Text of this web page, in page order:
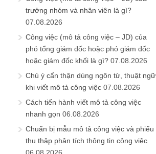
trưởng nhóm và nhân viên là gì?
07.08.2026
Công việc (mô tả công việc – JD) của
phó tổng giám đốc hoặc phó giám đốc
hoặc giám đốc khối là gì? 07.08.2026
Chú ý cẩn thận dùng ngôn từ, thuật ngữ
khi viết mô tả công việc 07.08.2026
Cách tiến hành viết mô tả công việc
nhanh gọn 06.08.2026
Chuẩn bị mẫu mô tả công việc và phiếu
thu thập phân tích thông tin công việc